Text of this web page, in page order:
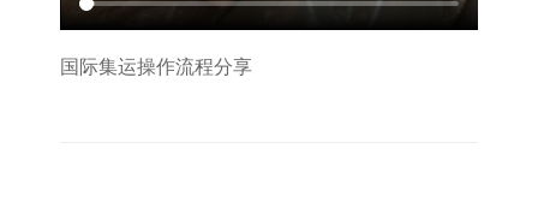
国际集运操作流程分享